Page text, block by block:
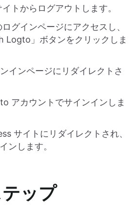
トからログアウトします。
グインページにアクセスし、
Logto」ボタンをクリックしま
インページにリダイレクトさ
アカウントでサインインしま
サイトにリダイレクトされ、
ンします。
ップ